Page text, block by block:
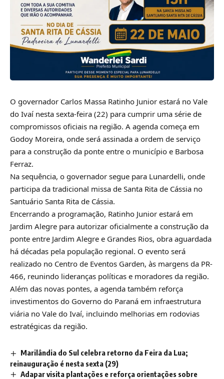
O governador Carlos Massa Ratinho Junior estará no Vale
do Ivaí nesta sexta-feira (22) para cumprir uma série de
compromissos oficiais na região. A agenda começa em
Godoy Moreira, onde será assinada a ordem de serviço
para a construção da ponte entre o município e Barbosa
Ferraz.
Na sequência, o governador segue para Lunardelli, onde
participa da tradicional missa de Santa Rita de Cássia no
Santuário Santa Rita de Cássia.
Encerrando a programação, Ratinho Junior estará em
Jardim Alegre para autorizar oficialmente a construção da
ponte entre Jardim Alegre e Grandes Rios, obra aguardada
há décadas pela população regional. O evento será
realizado no Centro de Eventos Garden, às margens da PR-
466, reunindo lideranças políticas e moradores da região.
Além das novas pontes, a agenda também reforça
investimentos do Governo do Paraná em infraestrutura
viária no Vale do Ivaí, incluindo melhorias em rodovias
estratégicas da região.
Marilândia do Sul celebra retorno da Feira da Lua;
reinauguração é nesta sexta (29)
Adapar visita plantações e reforça orientações sobre